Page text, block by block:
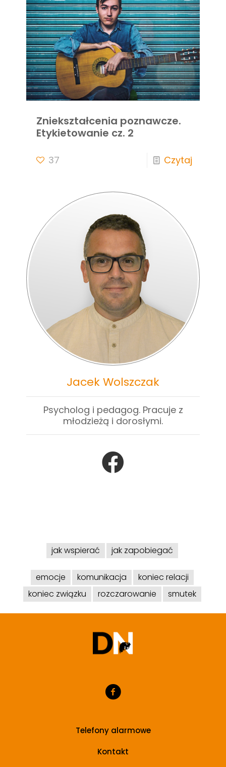
Zniekształcenia poznawcze.
Etykietowanie cz. 2
37 Czytaj
Jacek Wolszczak
Psycholog i pedagog. Pracuje z
młodzieżą i dorosłymi.
jak wspierać jak zapobiegać
emocje komunikacja
koniec relacji
koniec związku
rozczarowanie smutek
Telefony alarmowe
Kontakt